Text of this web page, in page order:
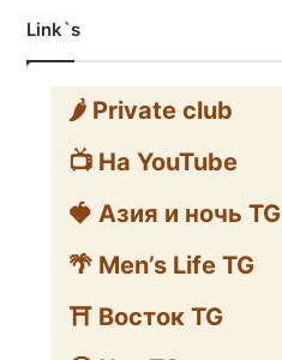
Link`s
🌶️ Private club
📺 На YouTube
🍓 Азия и ночь TG
🌴 Men’s Life TG
⛩️ Восток TG